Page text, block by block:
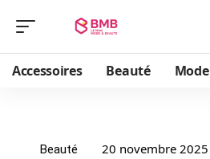
Accessoires Beauté Mode
Beauté 20 novembre 2025